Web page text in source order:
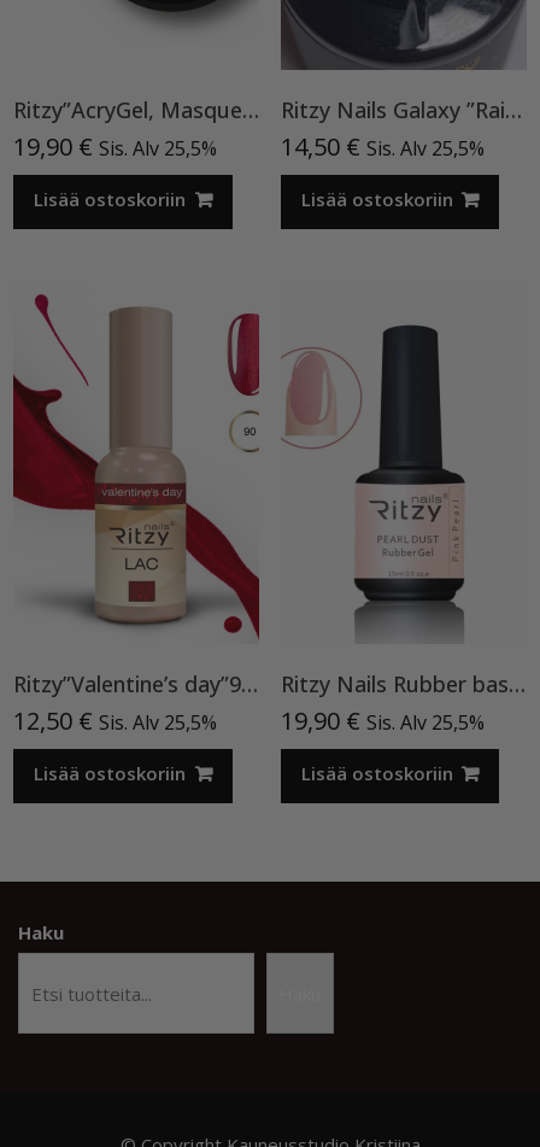
Ritzy”AcryGel, Masque Pink”15ml TPO-VAPAA
19,90 € Sis. Alv 25,5%
Lisää ostoskoriin
Ritzy Nails Galaxy ”Rainbow” 8ml
14,50 € Sis. Alv 25,5%
Lisää ostoskoriin
Ritzy”Valentine’s day”90, geelilakka TPO vapaa
12,50 € Sis. Alv 25,5%
Lisää ostoskoriin
Ritzy Nails Rubber base ”Pink Pearl” pohjageeli, 15 ml
19,90 € Sis. Alv 25,5%
Lisää ostoskoriin
Haku